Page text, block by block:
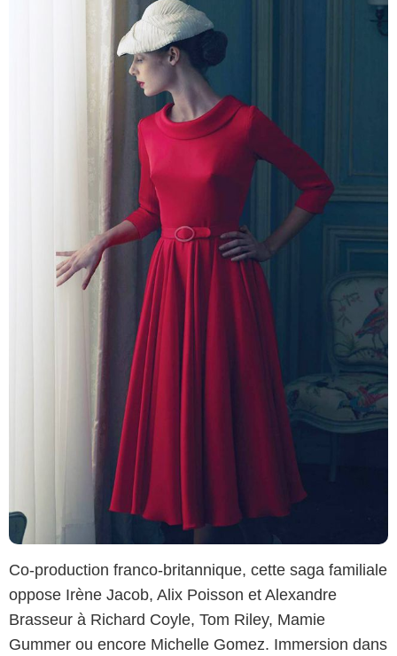
Co-production franco-britannique, cette saga familiale
oppose Irène Jacob, Alix Poisson et Alexandre
Brasseur à Richard Coyle, Tom Riley, Mamie
Gummer ou encore Michelle Gomez. Immersion dans